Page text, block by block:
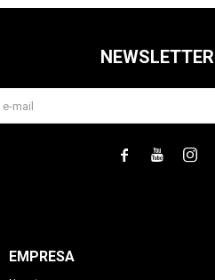
EMPRESA
NEWSLETTER
  